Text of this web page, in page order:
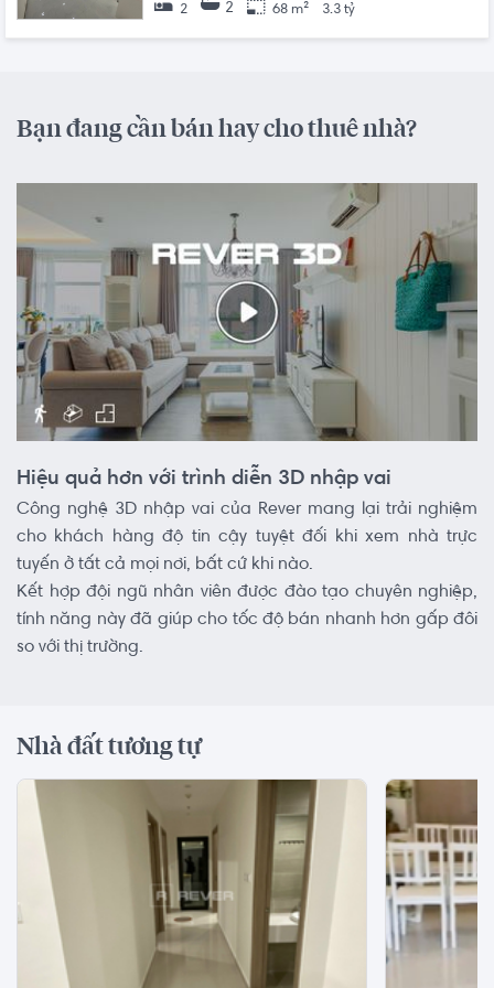
2 2 68 m² 3.3 tỷ
Bạn đang cần bán hay cho thuê nhà?
Hiệu quả hơn với trình diễn 3D nhập vai
Công nghệ 3D nhập vai của Rever mang lại trải nghiệm
cho khách hàng độ tin cậy tuyệt đối khi xem nhà trực
tuyến ở tất cả mọi nơi, bất cứ khi nào.
Kết hợp đội ngũ nhân viên được đào tạo chuyên nghiệp,
tính năng này đã giúp cho tốc độ bán nhanh hơn gấp đôi
so với thị trường.
Nhà đất tương tự